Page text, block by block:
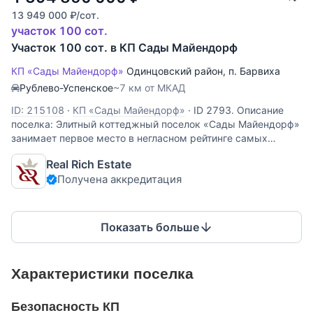
13 949 000 ₽/сот.
участок 100 сот.
Участок 100 сот. в КП Сады Майендорф
КП «Сады Майендорф» Одинцовский район, п. Барвиха
Рублево-Успенское~7 км от МКАД
ID: 215108 · КП «Сады Майендорф» · ID 2793. Описание
поселка: Элитный коттеджный поселок «Сады Майендорф»
занимает первое место в негласном рейтинге самых
престижных подмосковных земель. Фешенебельные
особняки богатых и влиятельных россиян стоят в глубине
реликтового соснового
Real Rich Estate
Получена аккредитация
Показать больше
Характеристики поселка
Безопасность КП